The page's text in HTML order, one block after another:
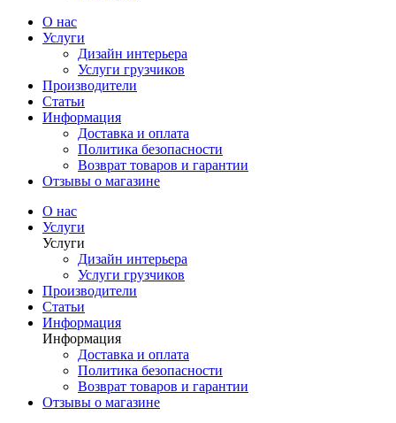
О нас
Услуги
Дизайн интерьера
Услуги грузчиков
Производители
Статьи
Информация
Доставка и оплата
Политика безопасности
Возврат товаров и гарантии
Отзывы о магазине
О нас
Услуги
Услуги
Дизайн интерьера
Услуги грузчиков
Производители
Статьи
Информация
Информация
Доставка и оплата
Политика безопасности
Возврат товаров и гарантии
Отзывы о магазине